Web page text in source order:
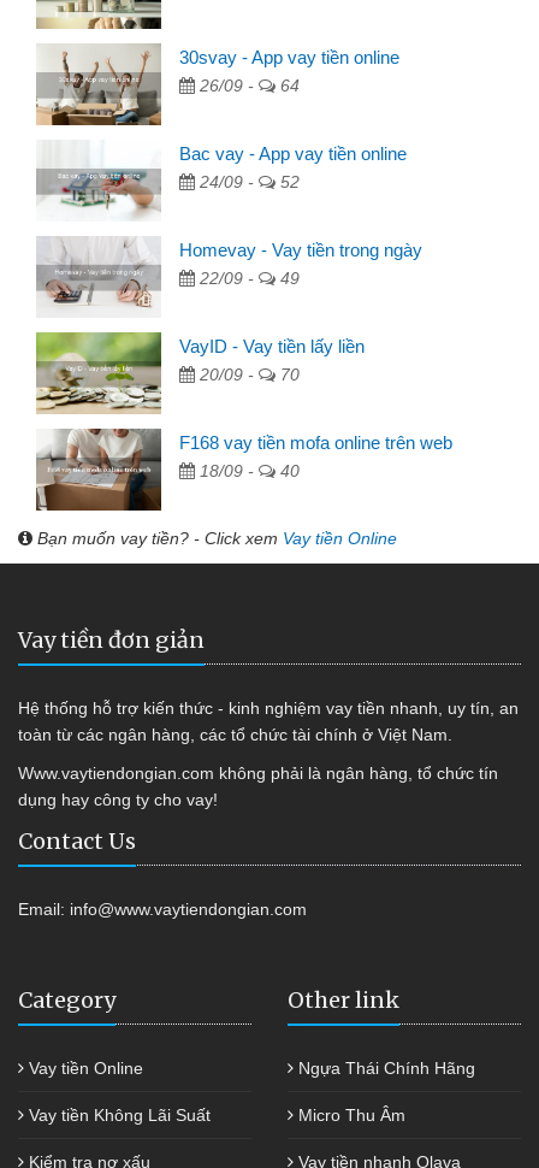
30svay - App vay tiền online
26/09 - 64
Bac vay - App vay tiền online
24/09 - 52
Homevay - Vay tiền trong ngày
22/09 - 49
VayID - Vay tiền lấy liền
20/09 - 70
F168 vay tiền mofa online trên web
18/09 - 40
Bạn muốn vay tiền? - Click xem Vay tiền Online
Vay tiền đơn giản
Hệ thống hỗ trợ kiến thức - kinh nghiệm vay tiền nhanh, uy tín, an
toàn từ các ngân hàng, các tổ chức tài chính ở Việt Nam.
Www.vaytiendongian.com không phải là ngân hàng, tổ chức tín
dụng hay công ty cho vay!
Contact Us
Email: info@www.vaytiendongian.com
Category
Vay tiền Online
Vay tiền Không Lãi Suất
Kiểm tra nợ xấu
Other link
Ngựa Thái Chính Hãng
Micro Thu Âm
Vay tiền nhanh Olava